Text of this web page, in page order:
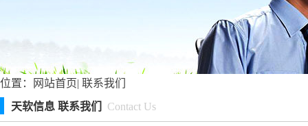
位置： 网站首页| 联系我们
天软信息 联系我们
Contact Us